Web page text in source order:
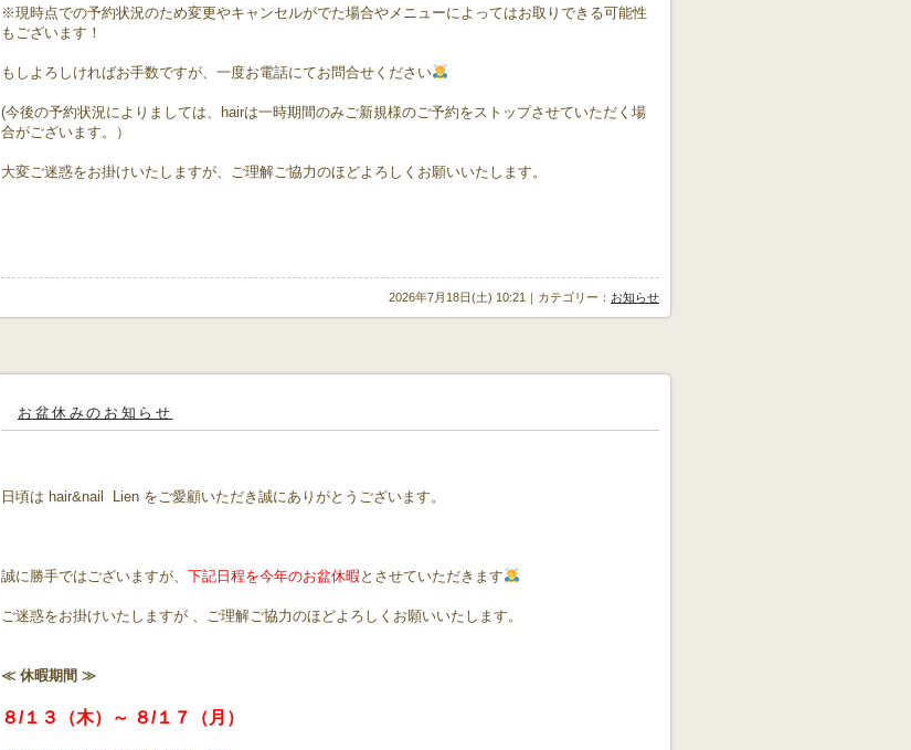
※現時点での予約状況のため変更やキャンセルがでた場合やメニューによってはお取りできる可能性
もございます！
もしよろしければお手数ですが、一度お電話にてお問合せください
(今後の予約状況によりましては、hairは一時期間のみご新規様のご予約をストップさせていただく場
合がございます。）
大変ご迷惑をお掛けいたしますが、ご理解ご協力のほどよろしくお願いいたします。
2026年7月18日(土) 10:21｜カテゴリー： お知らせ
お盆休みのお知らせ
日頃は hair&nail Lien をご愛顧いただき誠にありがとうございます。
誠に勝手ではございますが、 下記日程を今年のお盆休暇 とさせていただきます
ご迷惑をお掛けいたしますが 、ご理解ご協力のほどよろしくお願いいたします。
≪ 休暇期間 ≫
８/１３（木）～ ８/１７ （月 ）